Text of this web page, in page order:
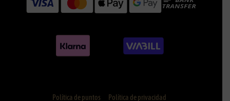
Política de puntos
Política de privacidad